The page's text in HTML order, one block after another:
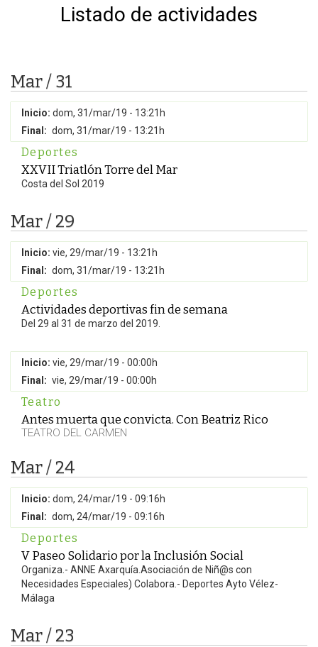
Listado de actividades
Mar / 31
Inicio: dom, 31/mar/19 - 13:21h
Final: dom, 31/mar/19 - 13:21h
Deportes
XXVII Triatlón Torre del Mar
Costa del Sol 2019
Mar / 29
Inicio: vie, 29/mar/19 - 13:21h
Final: dom, 31/mar/19 - 13:21h
Deportes
Actividades deportivas fin de semana
Del 29 al 31 de marzo del 2019.
Inicio: vie, 29/mar/19 - 00:00h
Final: vie, 29/mar/19 - 00:00h
Teatro
Antes muerta que convicta. Con Beatriz Rico
TEATRO DEL CARMEN
Mar / 24
Inicio: dom, 24/mar/19 - 09:16h
Final: dom, 24/mar/19 - 09:16h
Deportes
V Paseo Solidario por la Inclusión Social
Organiza.- ANNE Axarquía.Asociación de Niñ@s con
Necesidades Especiales) Colabora.- Deportes Ayto Vélez-
Málaga
Mar / 23